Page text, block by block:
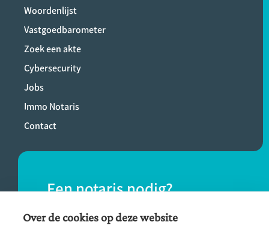
Woordenlijst
Vastgoedbarometer
Zoek een akte
Cybersecurity
Jobs
Immo Notaris
Contact
Een notaris nodig?
Vind eenvoudig een notaris bij jou in de
Over de cookies op deze website